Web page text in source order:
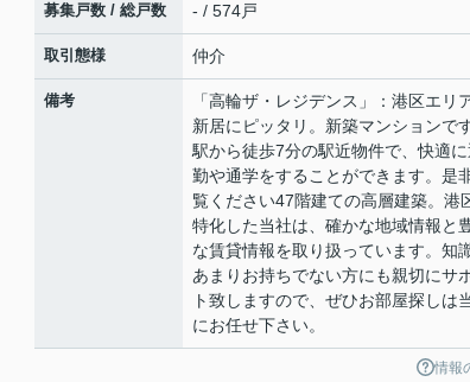
募集戸数 / 総戸数 - / 574戸
取引態様 仲介
備考
「高輪ザ・レジデンス」：港区エリ
新居にピッタリ。新築マンションです
駅から徒歩7分の駅近物件で、快適に
勤や通学をすることができます。是
覧ください47階建ての高層建築。港
特化した当社は、確かな地域情報と
な賃貸情報を取り扱っています。知
あまりお持ちでない方にも親切にサ
ト致しますので、ぜひお部屋探しは
にお任せ下さい。
情報